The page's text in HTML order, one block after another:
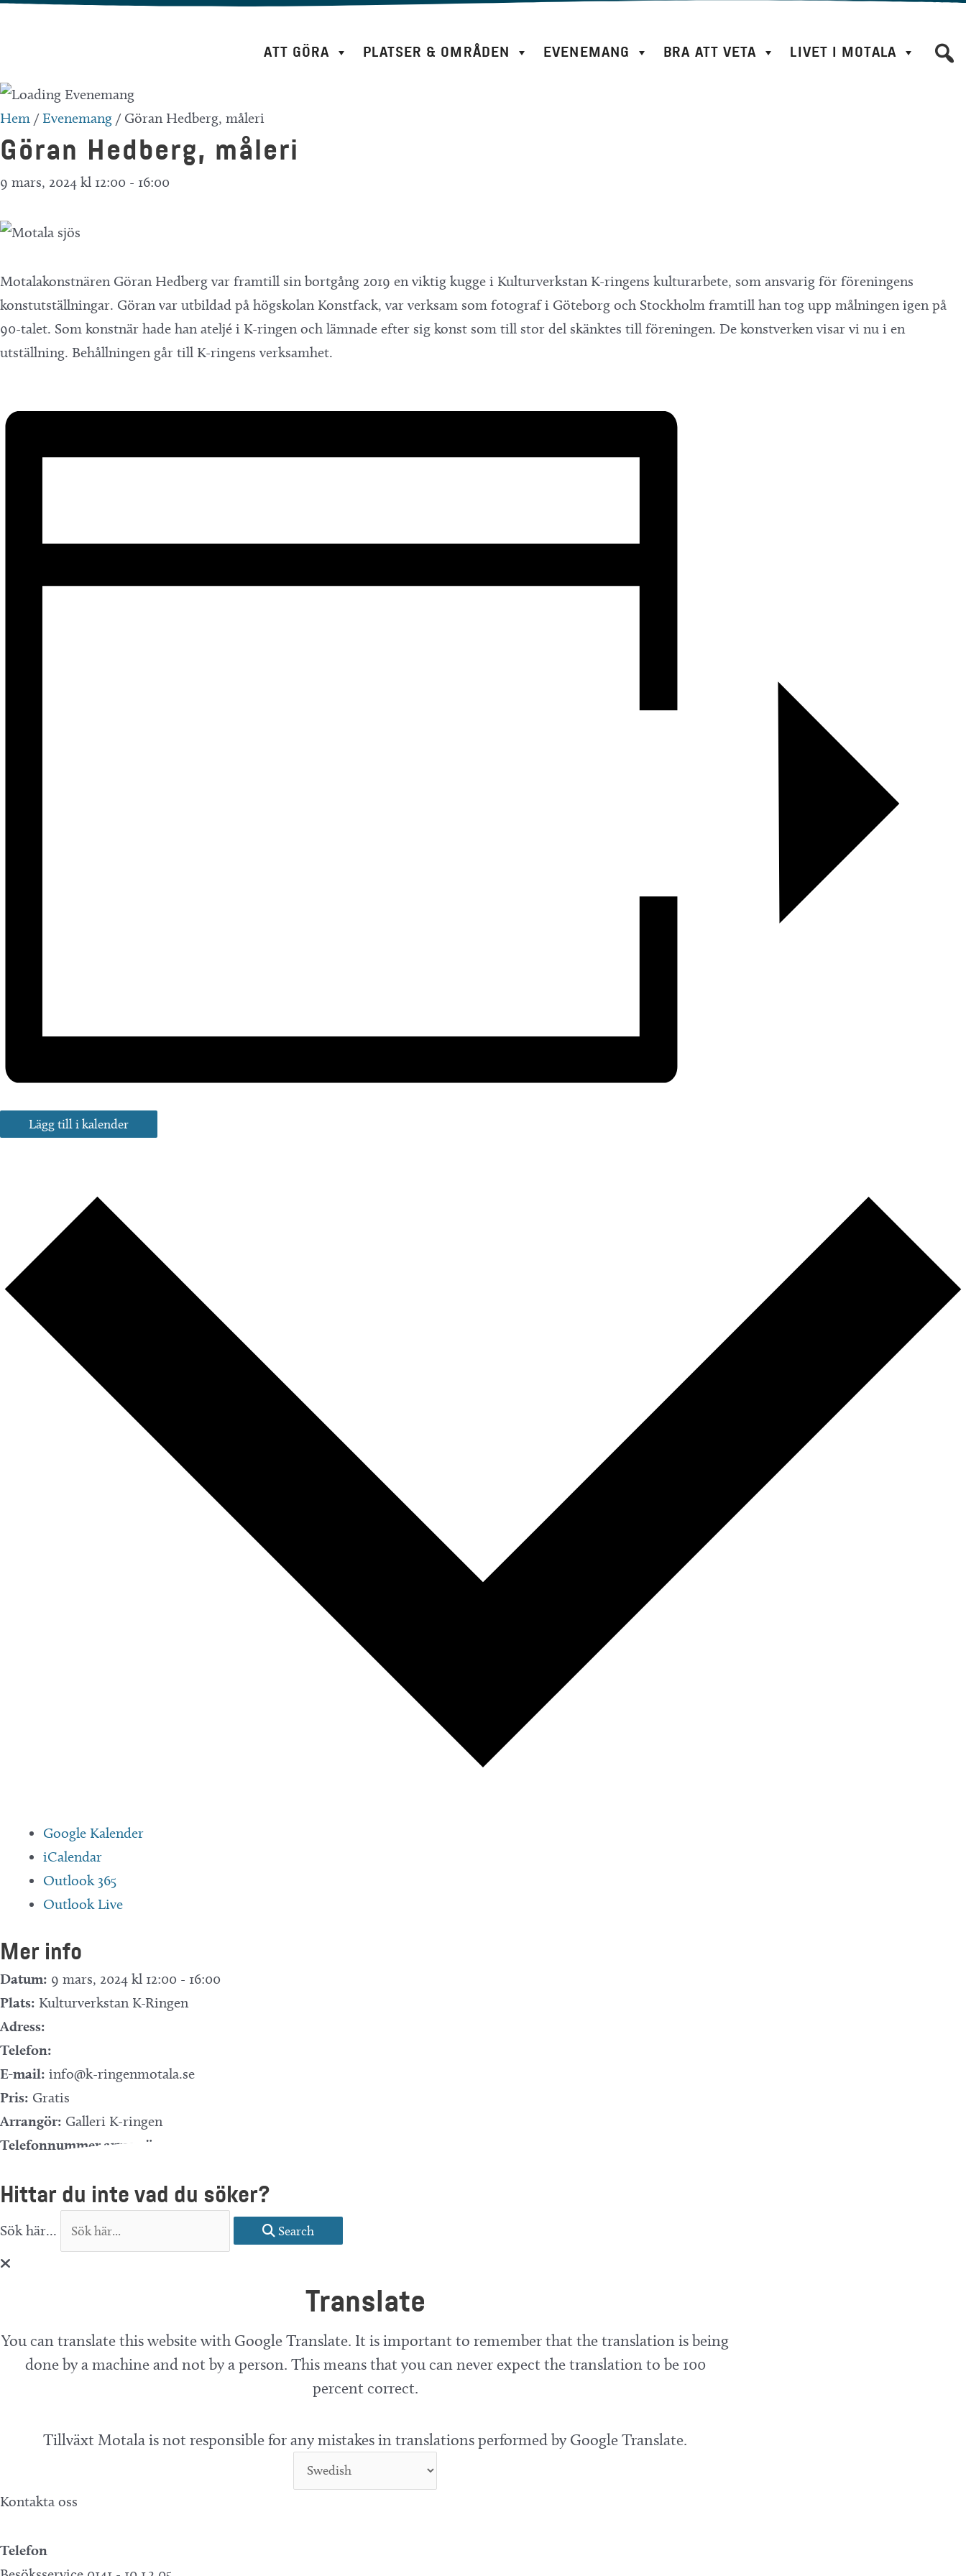
ATT GÖRA PLATSER & OMRÅDEN EVENEMANG BRA ATT VETA LIVET I MOTALA
Hem /Evenemang / Göran Hedberg, måleri
Göran Hedberg, måleri
9 mars, 2024 kl 12:00 - 16:00
Motalakonstnären Göran Hedberg var framtill sin bortgång 2019 en viktig kugge i Kulturverkstan K-ringens kulturarbete, som ansvarig för föreningens
konstutställningar. Göran var utbildad på högskolan Konstfack, var verksam som fotograf i Göteborg och Stockholm framtill han tog upp målningen igen på
90-talet. Som konstnär hade han ateljé i K-ringen och lämnade efter sig konst som till stor del skänktes till föreningen. De konstverken visar vi nu i en
utställning. Behållningen går till K-ringens verksamhet.
Lägg till i kalender
Google Kalender
iCalendar
Outlook 365
Outlook Live
Mer info
Datum: 9 mars, 2024 kl 12:00 - 16:00
Plats: Kulturverkstan K-Ringen
Adress:
Telefon:
E-mail: info@k-ringenmotala.se
Pris: Gratis
Arrangör: Galleri K-ringen
Telefonnummer arrangör:
Hittar du inte vad du söker?
Sök här... Search
Translate
You can translate this website with Google Translate. It is important to remember that the translation is being
done by a machine and not by a person. This means that you can never expect the translation to be 100
percent correct.
Tillväxt Motala is not responsible for any mistakes in translations performed by Google Translate.
Kontakta oss
Telefon